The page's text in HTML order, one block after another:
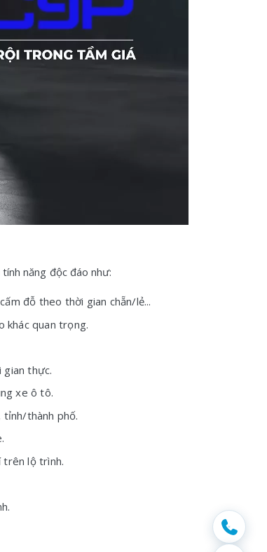
năng độc đáo như:
đỗ theo thời gian chẵn/lẻ...
khác quan trọng.
gian thực.
xe ô tô.
thành phố.
trên lộ trình.